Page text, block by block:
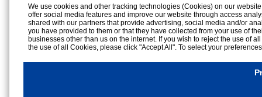
We use cookies and other tracking technologies (Cookies) on our
offer social media features and improve our website through access
shared with our partners that provide advertising, social media and/or
you have provided to them or that they have collected from your use of
businesses other than us on the internet. If you wish to reject the use of
the use of all Cookies, please click "Accept All". To select your